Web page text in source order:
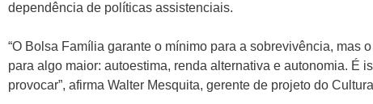
dependência de políticas assistenciais.
“O Bolsa Família garante o mínimo para a sobrevivência, mas
para algo maior: autoestima, renda alternativa e autonomia. É
provocar”, afirma Walter Mesquita, gerente de projeto do